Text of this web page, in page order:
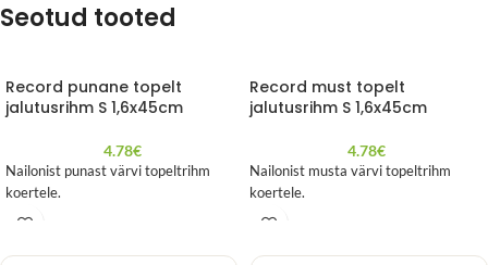
Seotud tooted
Record punane topelt
jalutusrihm S 1,6x45cm
4.78€
Nailonist punast värvi topeltrihm
koertele.
Record must topelt
jalutusrihm S 1,6x45cm
4.78€
Nailonist musta värvi topeltrihm
koertele.